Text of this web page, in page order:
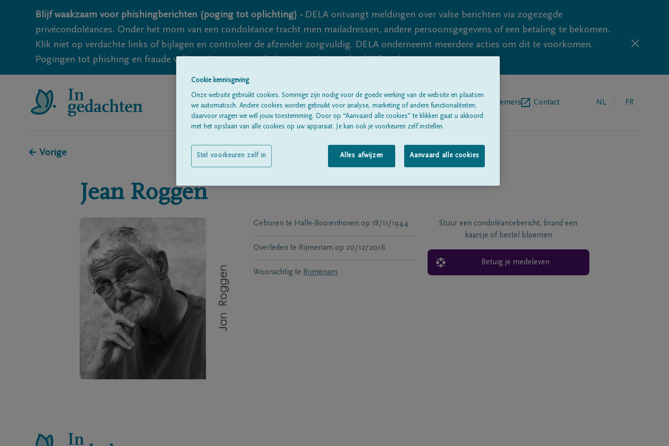
Blijf waakzaam voor phishingberichten (poging tot oplichting) - DELA ontvangt meldingen over valse berichten via zogezegde
privécondoléances. Onder het mom van een condoléance tracht men mailadressen, andere persoonsgegevens of een betaling te bekomen.
Klik niet op verdachte links of bijlagen en controleer de afzender zorgvuldig. DELA onderneemt meerdere acties om dit te voorkomen.
Pogingen tot phishing en fraude vallen echter nooit volledig uit te sluiten, dus blijf waakzaam.
Alle rouwberichtenOver onsBegrafenisondernemers Contact NL FR
← Vorige
Jean Roggen
Geboren te Halle-Booienhoven op 18/11/1944
Overleden te Rijmenam op 20/12/2016
Woonachtig te Rijmenam
Stuur een condoléancebericht, brand een
kaarsje of bestel bloemen
Betuig je medeleven
Cookie kennisgeving
Onze website gebruikt cookies. Sommige zijn nodig voor de goede werking van de website en plaatsen
we automatisch. Andere cookies worden gebruikt voor analyse, marketing of andere functionaliteiten;
daarvoor vragen we wél jouw toestemming. Door op “Aanvaard alle cookies” te klikken gaat u akkoord
met het opslaan van alle cookies op uw apparaat. Je kan ook je voorkeuren zelf instellen.
Alles afwijzen Aanvaard alle cookies
Stel voorkeuren zelf in